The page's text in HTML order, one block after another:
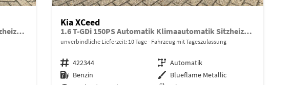
1.6 T-GDi 150PS Automatik Klimaautomatik Sitzheizung Lenkradheizung Navi PDC Rückf.Kamera abged.Scheiben Apple CarPlay Android Auto
Kia XCeed
1.6 T-GDi 150PS Automatik Klimaautomatik Sitzheizung Lenkradheizung Navi PDC Rückf.Kamera abged.Scheiben Apple CarPlay Android Auto
unverbindliche Lieferzeit: 10 Tage Fahrzeug mit Tageszulassung
Fahrzeugnr. 422344 Getriebe Automatik
Kraftstoff Benzin Außenfarbe Blueflame Metallic